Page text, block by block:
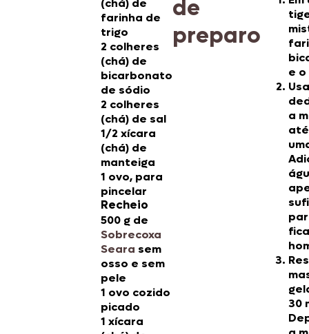
(chá) de
farinha de
trigo
2 colheres
(chá) de
bicarbonato
de sódio
2 colheres
(chá) de sal
1/2 xícara
(chá) de
manteiga
1 ovo, para
pincelar
Recheio
500 g de
Sobrecoxa
Seara sem
osso e sem
pele
1 ovo cozido
picado
1 xícara
de
preparo
e o
a
30